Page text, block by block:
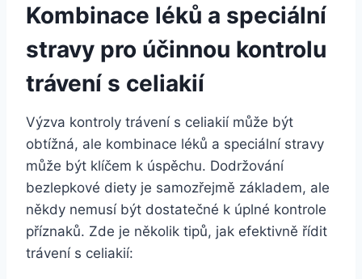
Kombinace léků a speciální
stravy pro účinnou kontrolu
trávení s celiakií
Výzva kontroly trávení s celiakií může být
obtížná, ale kombinace léků a speciální stravy
může být klíčem k úspěchu. Dodržování
bezlepkové diety je samozřejmě základem, ale
někdy nemusí být dostatečné k úplné kontrole
příznaků. Zde je několik tipů, jak efektivně řídit
trávení s celiakií: